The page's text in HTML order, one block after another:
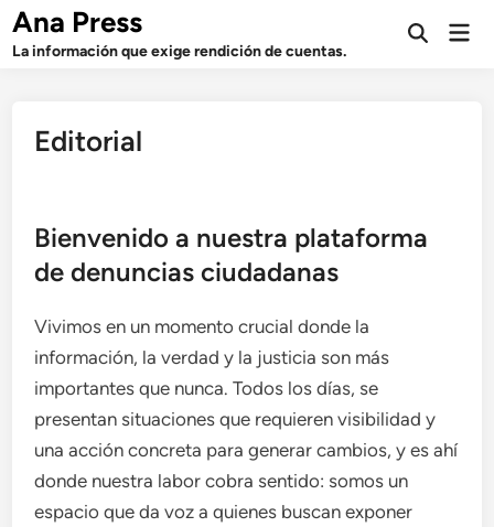
Saltar
contenido
Ana Press
La información que exige rendición de cuentas.
Abrir
Editorial
Bienvenido a nuestra plataforma
de denuncias ciudadanas
Vivimos en un momento crucial donde la
información, la verdad y la justicia son más
importantes que nunca. Todos los días, se
presentan situaciones que requieren visibilidad y
una acción concreta para generar cambios, y es ahí
donde nuestra labor cobra sentido: somos un
espacio que da voz a quienes buscan exponer